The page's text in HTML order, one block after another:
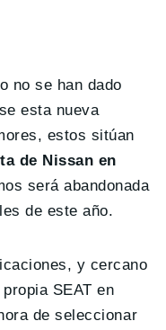
no se han dado
esta nueva
estos sitúan
de Nissan en
será abandonada
de este año.
y cercano
SEAT en
de seleccionar